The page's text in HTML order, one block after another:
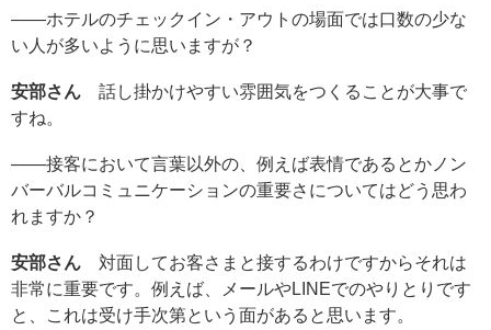
――ホテルのチェックイン・アウトの場面では口数の少な
い人が多いように思いますが？
安部さん 話し掛かけやすい雰囲気をつくることが大事で
すね。
――接客において言葉以外の、例えば表情であるとかノン
バーバルコミュニケーションの重要さについてはどう思わ
れますか？
安部さん 対面してお客さまと接するわけですからそれは
非常に重要です。例えば、メールやLINEでのやりとりです
と、これは受け手次第という面があると思います。